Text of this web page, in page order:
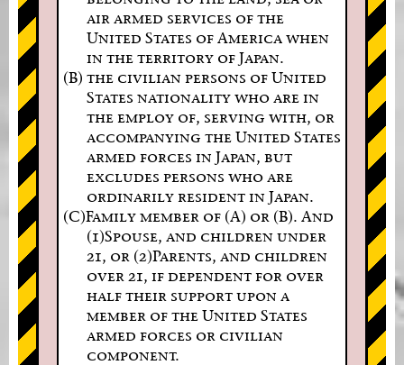
air armed services of the
United States of America when
in the territory of Japan.
(B) the civilian persons of United
States nationality who are in
the employ of, serving with, or
accompanying the United States
armed forces in Japan, but
excludes persons who are
ordinarily resident in Japan.
(C)Family member of (A) or (B). And
(1)Spouse, and children under
21, or (2)Parents, and children
over 21, if dependent for over
half their support upon a
member of the United States
armed forces or civilian
component.